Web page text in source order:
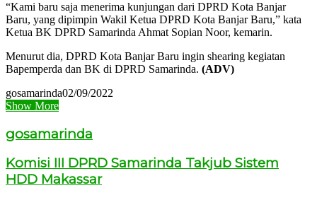
“Kami baru saja menerima kunjungan dari DPRD Kota Banjar
Baru, yang dipimpin Wakil Ketua DPRD Kota Banjar Baru,” kata
Ketua BK DPRD Samarinda Ahmat Sopian Noor, kemarin.
Menurut dia, DPRD Kota Banjar Baru ingin shearing kegiatan
Bapemperda dan BK di DPRD Samarinda. (ADV)
gosamarinda02/09/2022
Show More
gosamarinda
Komisi III DPRD Samarinda Takjub Sistem
HDD Makassar